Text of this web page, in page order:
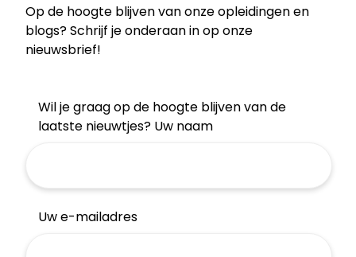
Op de hoogte blijven van onze opleidingen en
blogs? Schrijf je onderaan in op onze
nieuwsbrief!
Wil je graag op de hoogte blijven van de
laatste nieuwtjes? Uw naam
Uw e-mailadres